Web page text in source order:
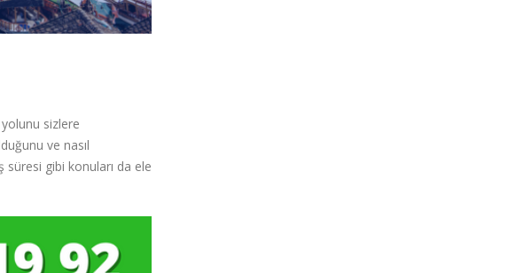
sizlere
ve nasıl
süresi gibi konuları da ele